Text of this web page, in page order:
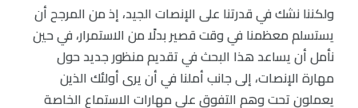
ولكننا نشك في قدرتنا على الإنصات الجيد، إذ من المرجح أن
يستسلم معظمنا في وقت قصير بدلًا من الاستمرار، في حين
نأمل أن يساعد هذا البحث في تقديم منظور جديد حول
مهارة الإنصات، إلى جانب أملنا في أن يرى أولئك الذين
يعملون تحت وهم التفوق على مهارات الاستماع الخاصة